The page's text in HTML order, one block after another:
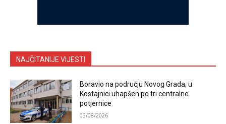
NAJČITANIJE VIJESTI
Boravio na području Novog Grada, u
Kostajnici uhapšen po tri centralne
potjernice
03/08/2026